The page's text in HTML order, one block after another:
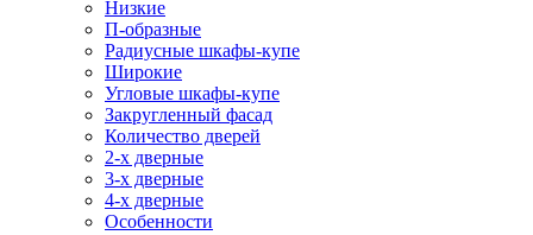
Низкие
П-образные
Радиусные шкафы-купе
Широкие
Угловые шкафы-купе
Закругленный фасад
Количество дверей
2-х дверные
3-х дверные
4-х дверные
Особенности